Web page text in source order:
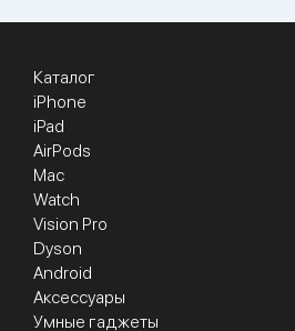
Каталог
iPhone
iPad
AirPods
Mac
Watch
Vision Pro
Dyson
Android
Аксессуары
Умные гаджеты